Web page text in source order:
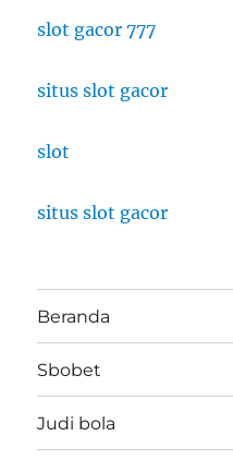
slot gacor 777
situs slot gacor
slot
situs slot gacor
Beranda
Sbobet
Judi bola